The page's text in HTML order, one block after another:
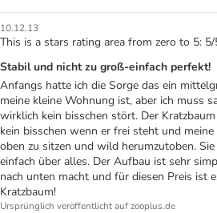
10.12.13
This is a stars rating area from zero to 5:
Stabil und nicht zu groß-einfach perfekt!
Anfangs hatte ich die Sorge das ein
meine kleine Wohnung ist, aber ich muss
wirklich kein bisschen stört. Der
kein bisschen wenn er frei steht und
oben zu sitzen und wild herumzutoben.
einfach über alles. Der Aufbau ist sehr
nach unten macht und für diesen Preis ist
Kratzbaum!
Ursprünglich veröffentlicht auf zooplus.de